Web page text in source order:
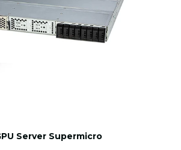
Server Supermicro